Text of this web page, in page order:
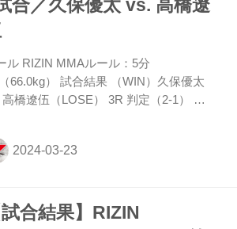
ックルに出たコーディーだが、貴賢神
れをかわし右ミドル、右ハイから左右
ク。これで背を向けたコーディーにレ
リーが試合を止...
合／久保優太 vs. 高橋遼
ル RIZIN MMAルール：5分
66.0kg） 試合結果 （WIN）久保優太
橋遼伍（LOSE） 3R 判定（2-1） 入
クスで距離を詰めんとする高橋に距離
る。久保は蹴り足を取ってのストレー
る。高橋は右のインカーフキック。 タ
試合結果】RIZIN